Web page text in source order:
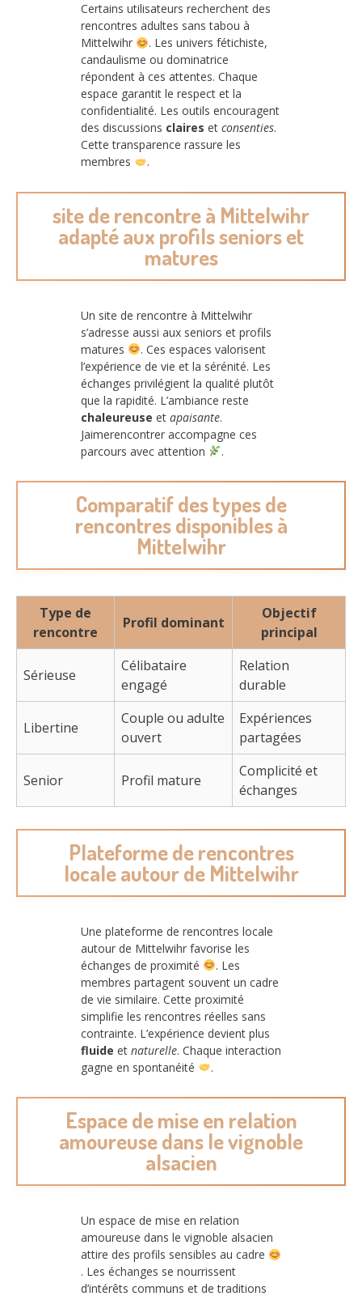
Certains utilisateurs recherchent des
rencontres adultes sans tabou à
Mittelwihr
. Les univers fétichiste,
candaulisme ou dominatrice
répondent à ces attentes. Chaque
espace garantit le respect et la
confidentialité. Les outils encouragent
des discussions claires et consenties.
Cette transparence rassure les
membres
.
site de rencontre à Mittelwihr
adapté aux profils seniors et
matures
Un site de rencontre à Mittelwihr
s’adresse aussi aux seniors et profils
matures
. Ces espaces valorisent
l’expérience de vie et la sérénité. Les
échanges privilégient la qualité plutôt
que la rapidité. L’ambiance reste
chaleureuse et apaisante.
Jaimerencontrer accompagne ces
parcours avec attention
.
Comparatif des types de
rencontres disponibles à
Mittelwihr
Type de
rencontre
Profil dominant
Objectif
principal
Sérieuse
Célibataire
engagé
Relation
durable
Libertine
Couple ou adulte
ouvert
Expériences
partagées
Senior Profil mature
Complicité et
échanges
Plateforme de rencontres
locale autour de Mittelwihr
Une plateforme de rencontres locale
autour de Mittelwihr favorise les
échanges de proximité
. Les
membres partagent souvent un cadre
de vie similaire. Cette proximité
simplifie les rencontres réelles sans
contrainte. L’expérience devient plus
fluide et naturelle. Chaque interaction
gagne en spontanéité
.
Espace de mise en relation
amoureuse dans le vignoble
alsacien
Un espace de mise en relation
amoureuse dans le vignoble alsacien
attire des profils sensibles au cadre
. Les échanges se nourrissent
d’intérêts communs et de traditions